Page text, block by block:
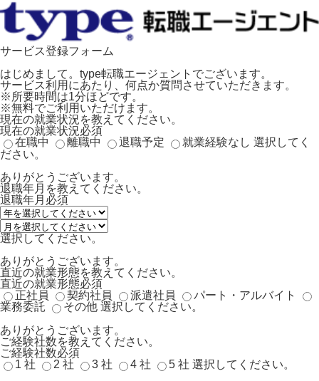
サービス登録フォーム
はじめまして。type転職エージェントでございます。
サービス利用にあたり、何点か質問させていただきます。
※所要時間は1分ほどです。
※無料でご利用いただけます。
現在の就業状況を教えてください。
現在の就業状況必須
在職中
離職中 退職予定 就業経験なし 選択してく
ださい。
ありがとうございます。
退職年月を教えてください。
退職年月 必須
選択してください。
ありがとうございます。
直近の就業形態を教えてください。
直近の就業形態必須
正社員
契約社員 派遣社員
パート・アルバイト
業務委託
その他 選択してください。
ありがとうございます。
ご経験社数を教えてください。
ご経験社数必須
1 社
2 社 3 社 4 社 5 社 選択してください。